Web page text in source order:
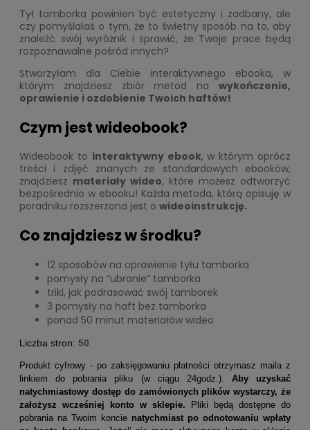
Tył tamborka powinien być estetyczny i zadbany, ale
czy pomyślałaś o tym, że to świetny sposób na to, aby
znaleźć swój wyróżnik i sprawić, że Twoje prace będą
rozpoznawalne pośród innych?
Stworzyłam dla Ciebie interaktywnego ebooka, w
którym znajdziesz zbiór metod na wykończenie,
oprawienie i ozdobienie Twoich haftów!
Czym jest wideobook?
Wideobook to interaktywny ebook, w którym oprócz
treści i zdjęć znanych ze standardowych ebooków,
znajdziesz materiały wideo, które możesz odtworzyć
bezpośrednio w ebooku! Każda metoda, którą opisuję w
poradniku rozszerzona jest o wideoinstrukcję.
Co znajdziesz w środku?
12 sposobów na oprawienie tyłu tamborka
pomysły na “ubranie” tamborka
triki, jak podrasować swój tamborek
3 pomysły na haft bez tamborka
ponad 50 minut materiałów wideo
Liczba stron: 50
Produkt cyfrowy - po zaksięgowaniu płatności otrzymasz maila z
linkiem do pobrania pliku (w ciągu 24godz.). Aby uzyskać
natychmiastowy dostęp do zamówionych plików wystarczy, że
założysz wcześniej konto w sklepie. Pliki będą dostępne do
pobrania na Twoim koncie natychmiast po odnotowaniu wpłaty